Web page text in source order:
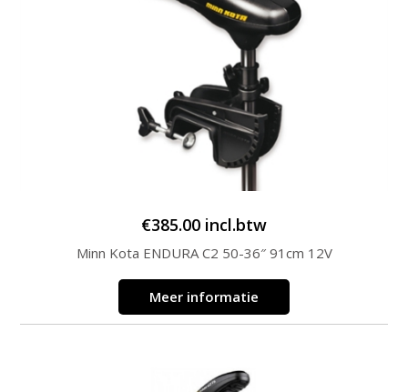
€385.00 incl.btw
Minn Kota ENDURA C2 50-36″ 91cm 12V
Meer informatie